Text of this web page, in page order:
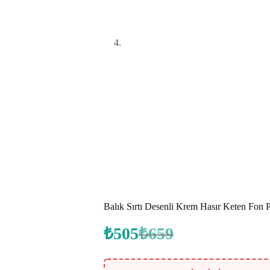
Balık Sırtı Desenli Krem Hasır Keten Fon
₺659
Orijinal
₺659.
₺505Şu
fiyat: